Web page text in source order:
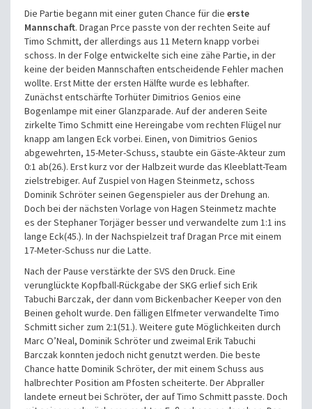
Die Partie begann mit einer guten Chance für die erste
Mannschaft. Dragan Prce passte von der rechten Seite auf
Timo Schmitt, der allerdings aus 11 Metern knapp vorbei
schoss. In der Folge entwickelte sich eine zähe Partie, in der
keine der beiden Mannschaften entscheidende Fehler machen
wollte. Erst Mitte der ersten Hälfte wurde es lebhafter.
Zunächst entschärfte Torhüter Dimitrios Genios eine
Bogenlampe mit einer Glanzparade. Auf der anderen Seite
zirkelte Timo Schmitt eine Hereingabe vom rechten Flügel nur
knapp am langen Eck vorbei. Einen, von Dimitrios Genios
abgewehrten, 15-Meter-Schuss, staubte ein Gäste-Akteur zum
0:1 ab(26.). Erst kurz vor der Halbzeit wurde das Kleeblatt-Team
zielstrebiger. Auf Zuspiel von Hagen Steinmetz, schoss
Dominik Schröter seinen Gegenspieler aus der Drehung an.
Doch bei der nächsten Vorlage von Hagen Steinmetz machte
es der Stephaner Torjäger besser und verwandelte zum 1:1 ins
lange Eck(45.). In der Nachspielzeit traf Dragan Prce mit einem
17-Meter-Schuss nur die Latte.
Nach der Pause verstärkte der SVS den Druck. Eine
verunglückte Kopfball-Rückgabe der SKG erlief sich Erik
Tabuchi Barczak, der dann vom Bickenbacher Keeper von den
Beinen geholt wurde. Den fälligen Elfmeter verwandelte Timo
Schmitt sicher zum 2:1(51.). Weitere gute Möglichkeiten durch
Marc O’Neal, Dominik Schröter und zweimal Erik Tabuchi
Barczak konnten jedoch nicht genutzt werden. Die beste
Chance hatte Dominik Schröter, der mit einem Schuss aus
halbrechter Position am Pfosten scheiterte. Der Abpraller
landete erneut bei Schröter, der auf Timo Schmitt passte. Doch